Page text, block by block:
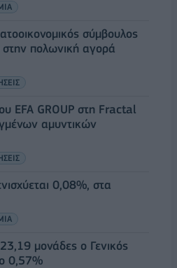
σύμβουλος
στην πολωνική αγορά
EFA GROUP στη Fractal
αμυντικών
0,08%, στα
μονάδες ο Γενικός
0,57%